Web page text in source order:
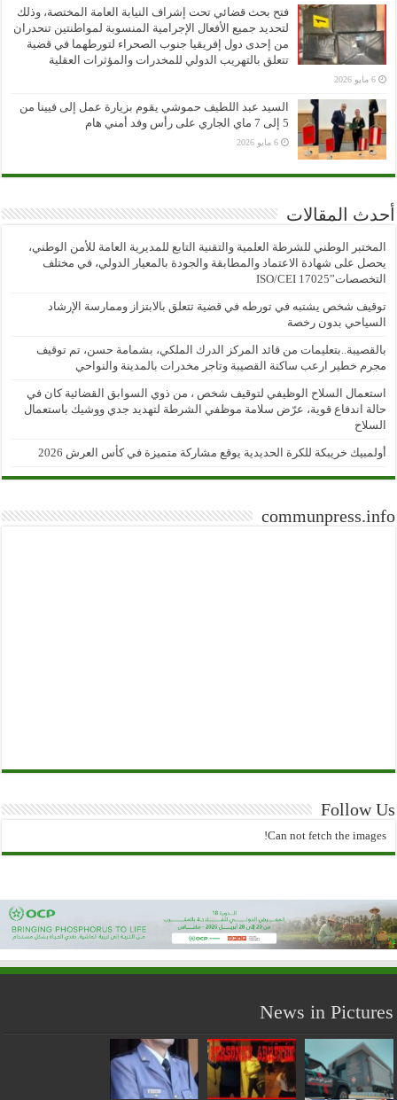
فتح بحث قضائي تحت إشراف النيابة العامة المختصة، وذلك
لتحديد جميع الأفعال الإجرامية المنسوبة لمواطنتين تنحدران
من إحدى دول إفريقيا جنوب الصحراء لتورطهما في قضية
تتعلق بالتهريب الدولي للمخدرات والمؤثرات العقلية
6 مايو 2026
السيد عبد اللطيف حموشي يقوم بزيارة عمل إلى فيينا من
5 إلى 7 ماي الجاري على رأس وفد أمني هام
6 مايو 2026
أحدث المقالات
المختبر الوطني للشرطة العلمية والتقنية التابع للمديرية العامة للأمن الوطني،
يحصل على شهادة الاعتماد والمطابقة والجودة بالمعيار الدولي، في مختلف
التخصصات”ISO/CEI 17025
توقيف شخص يشتبه في تورطه في قضية تتعلق بالابتزاز وممارسة الإرشاد
السياحي بدون رخصة
بالقصيبة..بتعليمات من قائد المركز الدرك الملكي، بشمامة حسن، تم توقيف
مجرم خطير ارعب ساكنة القصيبة وتاجر مخدرات بالمدينة والنواحي
استعمال السلاح الوظيفي لتوقيف شخص ، من ذوي السوابق القضائية كان في
حالة اندفاع قوية، عرّض سلامة موظفي الشرطة لتهديد جدي ووشيك باستعمال
السلاح
أولمبيك خريبكة للكرة الحديدية يوقع مشاركة متميزة في كأس العرش 2026
communpress.info
Follow Us
Can not fetch the images!
News in Pictures